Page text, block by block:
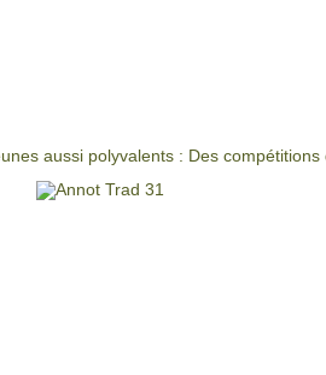
aussi polyvalents : Des